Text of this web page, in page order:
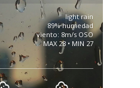
light rain
89% humedad
viento: 8m/s OSO
MAX 28 • MIN 27